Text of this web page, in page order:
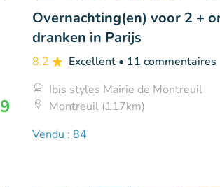
Overnachting(en) voor 2 +
dranken in Parijs
8.2 Excellent • 11 commentaires
Ibis styles Mairie de Montreuil
Montreuil (117km)
Vendu : 84